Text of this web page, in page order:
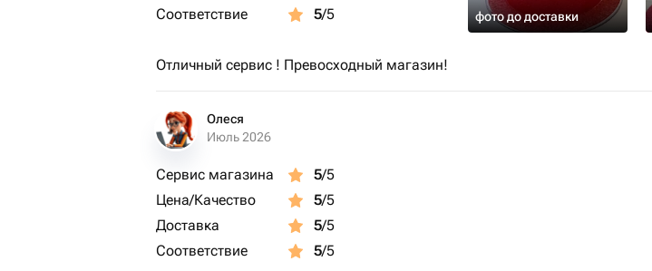
Соответствие
5/5 фото до доставки
Отличный сервис ! Превосходный магазин!
Олеся
Июль 2026
Сервис магазина 5/5
Цена/Качество
5/5
Доставка
5/5
Соответствие
5/5